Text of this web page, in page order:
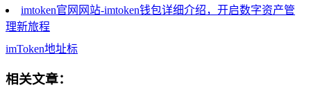
imtoken官网网站-imtoken钱包详细介绍，开启数字资产管
理新旅程
imToken地址标
相关文章：